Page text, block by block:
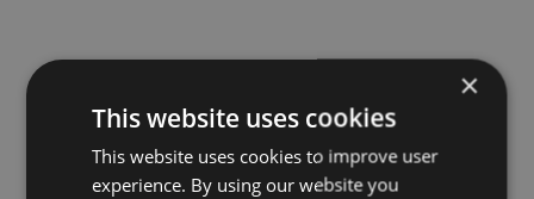
×
This website uses cookies
This website uses cookies to improve user
experience. By using our website you